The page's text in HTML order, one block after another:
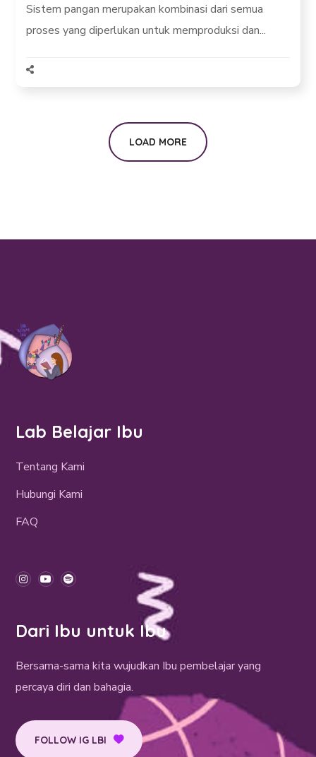
Sistem pangan merupakan kombinasi dari semua
proses yang diperlukan untuk memproduksi dan...
LOAD MORE
Lab Belajar Ibu
Tentang Kami
Hubungi Kami
FAQ
Dari Ibu untuk Ibu
Bersama-sama kita wujudkan Ibu pembelajar yang
percaya diri dan bahagia.
FOLLOW IG LBI